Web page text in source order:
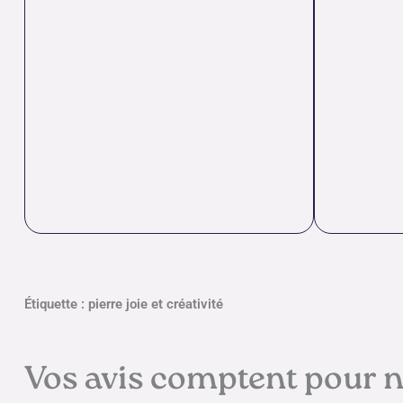
Étiquette : pierre joie et créativité
Vos avis comptent pour